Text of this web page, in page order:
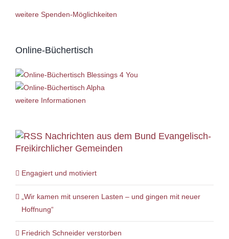
weitere Spenden-Möglichkeiten
Online-Büchertisch
weitere Informationen
Nachrichten aus dem Bund Evangelisch-
Freikirchlicher Gemeinden
Engagiert und motiviert
„Wir kamen mit unseren Lasten – und gingen mit neuer
Hoffnung“
Friedrich Schneider verstorben